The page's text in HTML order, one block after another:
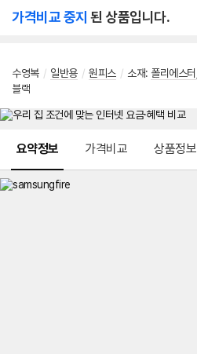
가격비교 중지 된 상품입니다.
수영복 / 일반용 / 원피스 / 소재: 폴리에스터
블랙
요약정보 가격비교 상품정보